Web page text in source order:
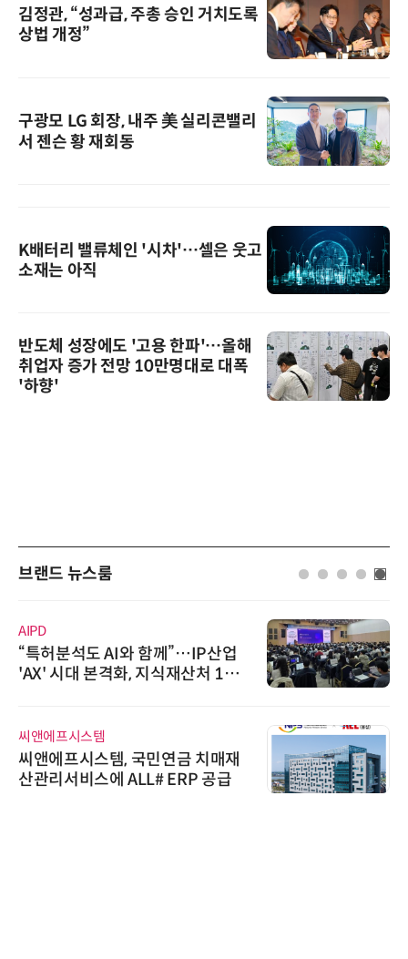
김정관, “성과급, 주총 승인 거치도록
상법 개정”
구광모 LG 회장, 내주 美 실리콘밸리
서 젠슨 황 재회동
K배터리 밸류체인 '시차'…셀은 웃고
소재는 아직
반도체 성장에도 '고용 한파'…올해
취업자 증가 전망 10만명대로 대폭
'하향'
브랜드 뉴스룸
AIPD
“특허분석도 AI와 함께”…IP산업
'AX' 시대 본격화, 지식재산처 1호
씨앤에프시스템
씨앤에프시스템, 국민연금 치매재
산관리서비스에 ALL# ERP 공급